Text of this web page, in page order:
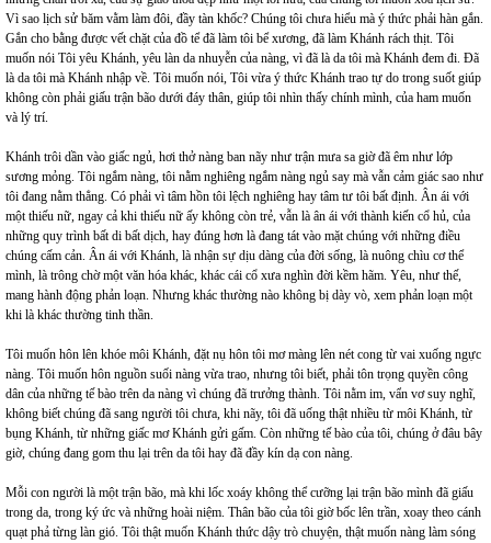
Vì sao lịch sử băm vằm làm đôi, đầy tàn khốc? Chúng tôi chưa hiểu mà ý thức phải hàn gắn.
Gắn cho bằng được vết chặt của đồ tể đã làm tôi bể xương, đã làm Khánh rách thịt. Tôi
muốn nói Tôi yêu Khánh, yêu làn da nhuyễn của nàng, vì đã là da tôi mà Khánh đem đi. Đã
là da tôi mà Khánh nhập về. Tôi muốn nói, Tôi vừa ý thức Khánh trao tự do trong suốt giúp
không còn phải giấu trận bão dưới đáy thân, giúp tôi nhìn thấy chính mình, của ham muốn
và lý trí.
Khánh trôi dần vào giấc ngủ, hơi thở nàng ban nãy như trận mưa sa giờ đã êm như lớp
sương mỏng. Tôi ngắm nàng, tôi nằm nghiêng ngắm nàng ngủ say mà vẫn cảm giác sao như
tôi đang nằm thẳng. Có phải vì tâm hồn tôi lệch nghiêng hay tâm tư tôi bất định. Ân ái với
một thiếu nữ, ngay cả khi thiếu nữ ấy không còn trẻ, vẫn là ân ái với thành kiến cổ hủ, của
những quy trình bất di bất dịch, hay đúng hơn là đang tát vào mặt chúng với những điều
chúng cấm cản. Ân ái với Khánh, là nhận sự dịu dàng của đời sống, là nuông chìu cơ thể
mình, là trông chờ một văn hóa khác, khác cái cổ xưa nghìn đời kềm hãm. Yêu, như thế,
mang hành động phản loạn. Nhưng khác thường nào không bị dày vò, xem phản loạn một
khi là khác thường tinh thần.
Tôi muốn hôn lên khóe môi Khánh, đặt nụ hôn tôi mơ màng lên nét cong từ vai xuống ngực
nàng. Tôi muốn hôn nguồn suối nàng vừa trao, nhưng tôi biết, phải tôn trọng quyền công
dân của những tế bào trên da nàng vì chúng đã trưởng thành. Tôi nằm im, vẩn vơ suy nghĩ,
không biết chúng đã sang người tôi chưa, khi nãy, tôi đã uống thật nhiều từ môi Khánh, từ
bụng Khánh, từ những giấc mơ Khánh gửi gấm. Còn những tế bào của tôi, chúng ở đâu bây
giờ, chúng đang gom thu lại trên da tôi hay đã đầy kín dạ con nàng.
Mỗi con người là một trận bão, mà khi lốc xoáy không thể cưỡng lại trận bão mình đã giấu
trong da, trong ký ức và những hoài niệm. Thân bão của tôi giờ bốc lên trần, xoay theo cánh
quạt phả từng làn gió. Tôi thật muốn Khánh thức dậy trò chuyện, thật muốn nàng làm sóng